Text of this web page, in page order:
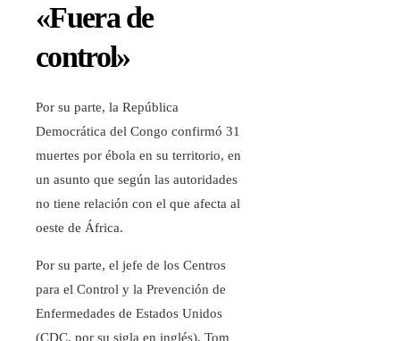
«Fuera de
control»
Por su parte, la República
Democrática del Congo confirmó 31
muertes por ébola en su territorio, en
un asunto que según las autoridades
no tiene relación con el que afecta al
oeste de África.
Por su parte, el jefe de los Centros
para el Control y la Prevención de
Enfermedades de Estados Unidos
(CDC, por su sigla en inglés), Tom